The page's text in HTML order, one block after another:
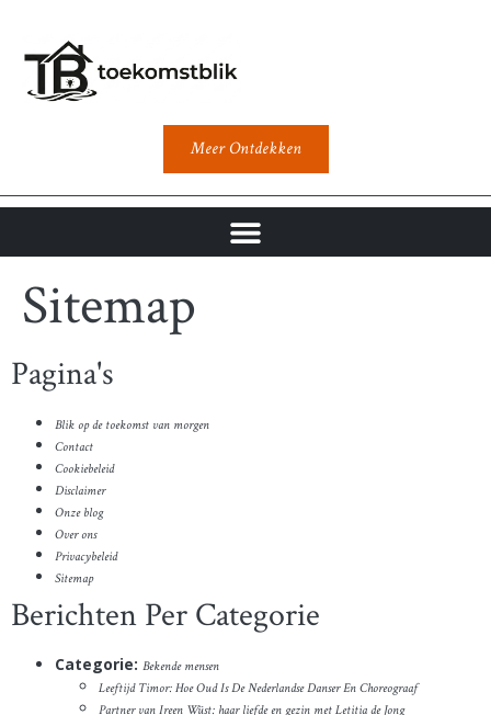
Meer Ontdekken
Sitemap
Pagina's
Blik op de toekomst van morgen
Contact
Cookiebeleid
Disclaimer
Onze blog
Over ons
Privacybeleid
Sitemap
Berichten Per Categorie
Categorie: Bekende mensen
Leeftijd Timor: Hoe Oud Is De Nederlandse Danser En Choreograaf
Partner van Ireen Wüst: haar liefde en gezin met Letitia de Jong